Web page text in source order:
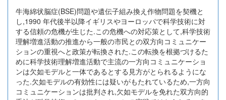
牛海綿状脳症(BSE)問題や遺伝子組み換え作物問題を契機と
し,1990 年代後半以降イギリスやヨーロッパで科学技術に対
する信頼の危機が生じた.この危機への対応策として,科学技術
理解増進活動の推進から一般の市民との双方向コミュニケー
ションの重視へと政策が転換された.この転換を根拠づけるた
めに科学技術理解増進活動で主流の一方向コミュニケーショ
ンは欠如モデルと一体であるとする見方がとられるようにな
った.欠如モデルの有効性には疑いがもたれているため,一方向
コミュニケーションは批判され,欠如モデルを免れた双方向的